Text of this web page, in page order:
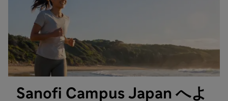
Sanofi Campus Japan へよ